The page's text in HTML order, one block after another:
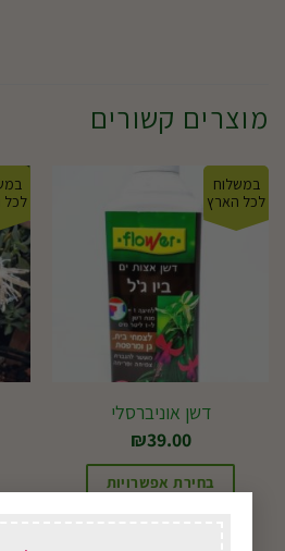
מוצרים קשורים
במשלוח
לכל הארץ
דשן אוניברסלי
₪39.00
בחירת אפשרויות
לכל